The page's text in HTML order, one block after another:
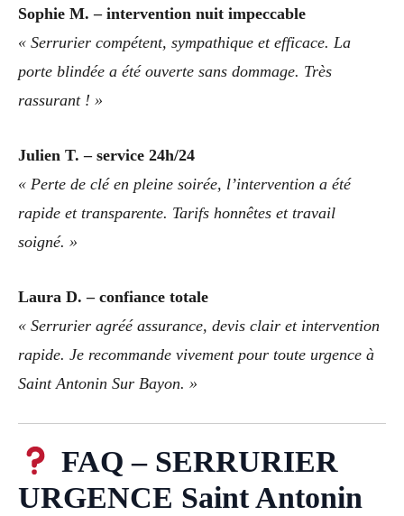
Sophie M. – intervention nuit impeccable
« Serrurier compétent, sympathique et efficace. La
porte blindée a été ouverte sans dommage. Très
rassurant ! »
Julien T. – service 24h/24
« Perte de clé en pleine soirée, l’intervention a été
rapide et transparente. Tarifs honnêtes et travail
soigné. »
Laura D. – confiance totale
« Serrurier agréé assurance, devis clair et intervention
rapide. Je recommande vivement pour toute urgence à
Saint Antonin Sur Bayon. »
FAQ – SERRURIER
URGENCE Saint Antonin